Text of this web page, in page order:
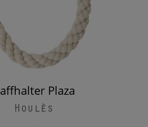
Raffhalter Plaza
Houlès